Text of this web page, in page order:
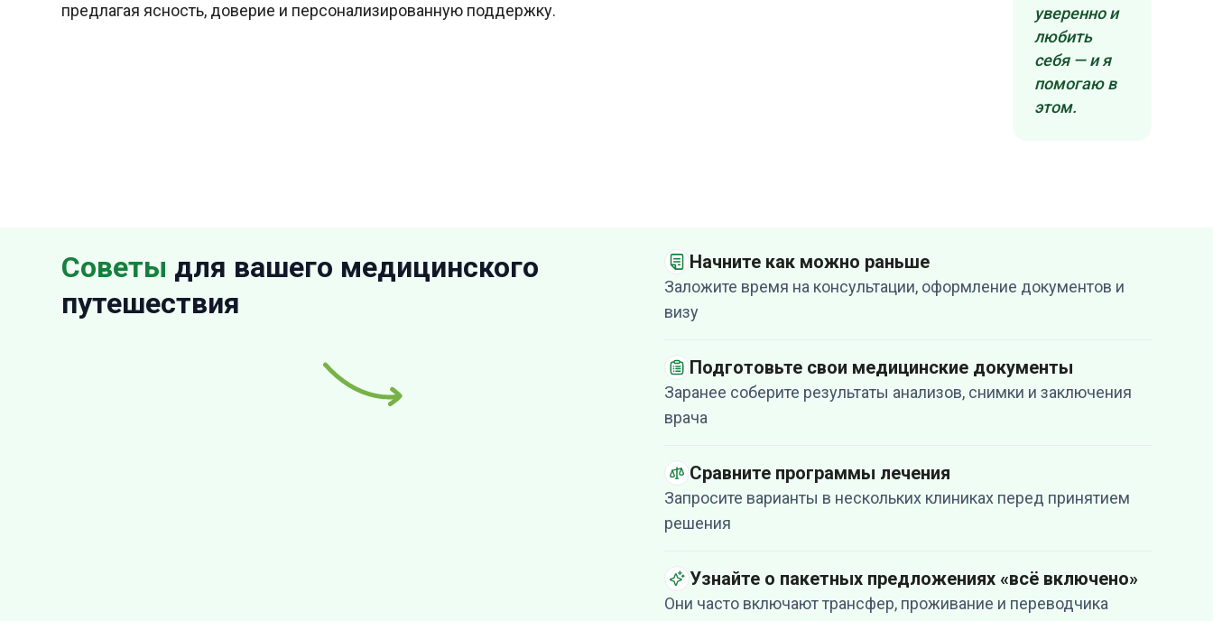
предлагая ясность, доверие и персонализированную поддержку.
уверенно и
любить
себя — и я
помогаю в
этом.
Советы для вашего медицинского
путешествия
Начните как можно раньше
Заложите время на консультации, оформление документов и
визу
Подготовьте свои медицинские документы
Заранее соберите результаты анализов, снимки и заключения
врача
Сравните программы лечения
Запросите варианты в нескольких клиниках перед принятием
решения
Узнайте о пакетных предложениях «всё включено»
Они часто включают трансфер, проживание и переводчика